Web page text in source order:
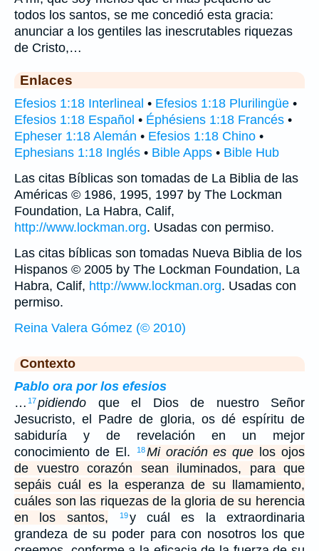
todos los santos, se me concedió esta gracia:
anunciar a los gentiles las inescrutables riquezas
de Cristo,…
Enlaces
Efesios 1:18 Interlineal • Efesios 1:18 Plurilingüe •
Efesios 1:18 Español • Éphésiens 1:18 Francés •
Epheser 1:18 Alemán • Efesios 1:18 Chino •
Ephesians 1:18 Inglés • Bible Apps • Bible Hub
Las citas Bíblicas son tomadas de La Biblia de las
Américas © 1986, 1995, 1997 by The Lockman
Foundation, La Habra, Calif,
http://www.lockman.org. Usadas con permiso.
Las citas bíblicas son tomadas Nueva Biblia de los
Hispanos © 2005 by The Lockman Foundation, La
Habra, Calif, http://www.lockman.org. Usadas con
permiso.
Reina Valera Gómez (© 2010)
Contexto
Pablo ora por los efesios
… 17pidiendo que el Dios de nuestro Señor
Jesucristo, el Padre de gloria, os dé espíritu de
sabiduría y de revelación en un mejor
conocimiento de El.
18Mi oración es que los ojos
de vuestro corazón sean iluminados, para que
sepáis cuál es la esperanza de su llamamiento,
cuáles son las riquezas de la gloria de su herencia
en los santos,
19y cuál es la extraordinaria
grandeza de su poder para con nosotros los que